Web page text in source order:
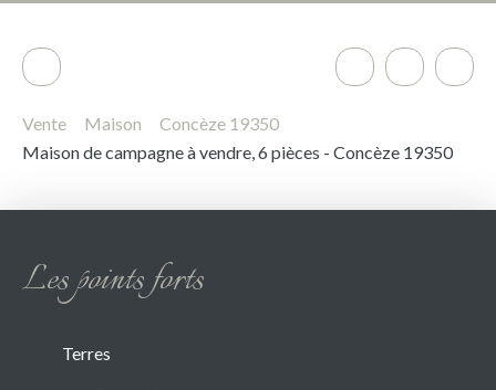
Vente Maison
Concèze 19350
Maison de campagne à vendre, 6 pièces - Concèze 19350
Les points forts
Terres